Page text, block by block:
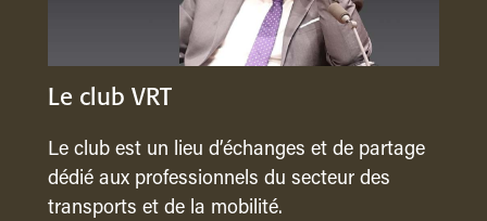
Le club VRT
Le club est un lieu d’échanges et de partage
dédié aux professionnels du secteur des
transports et de la mobilité.